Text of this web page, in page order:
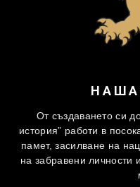
От създаването си
история” работи в
памет, засилване на
на забравени личности